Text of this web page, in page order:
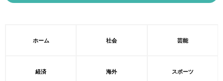
ホーム 社会 芸能
経済 海外 スポーツ